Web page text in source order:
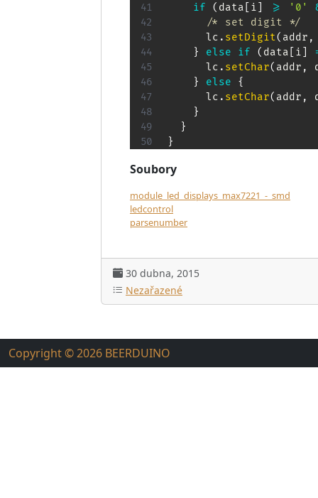
if
( data i >= '0'
/* set digit */
      lc
. setDigit( addr ,
}
else if ( data i
      lc
. setChar( addr ,
}
else
{
      lc
. setChar( addr ,
}
}
}
Soubory
module_led_displays_max7221_-_smd
ledcontrol
parsenumber
30 dubna, 2015
Nezařazené
Copyright © 2026 BEERDUINO